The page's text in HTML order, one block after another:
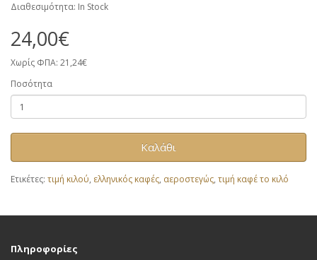
Διαθεσιμότητα: In Stock
24,00€
Χωρίς ΦΠΑ: 21,24€
Ποσότητα
Καλάθι
Ετικέτες: τιμή κιλού, ελληνικός καφές, αεροστεγώς, τιμή καφέ το κιλό
Πληροφορίες